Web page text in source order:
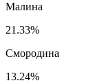
Малина
21.33%
Смородина
13.24%